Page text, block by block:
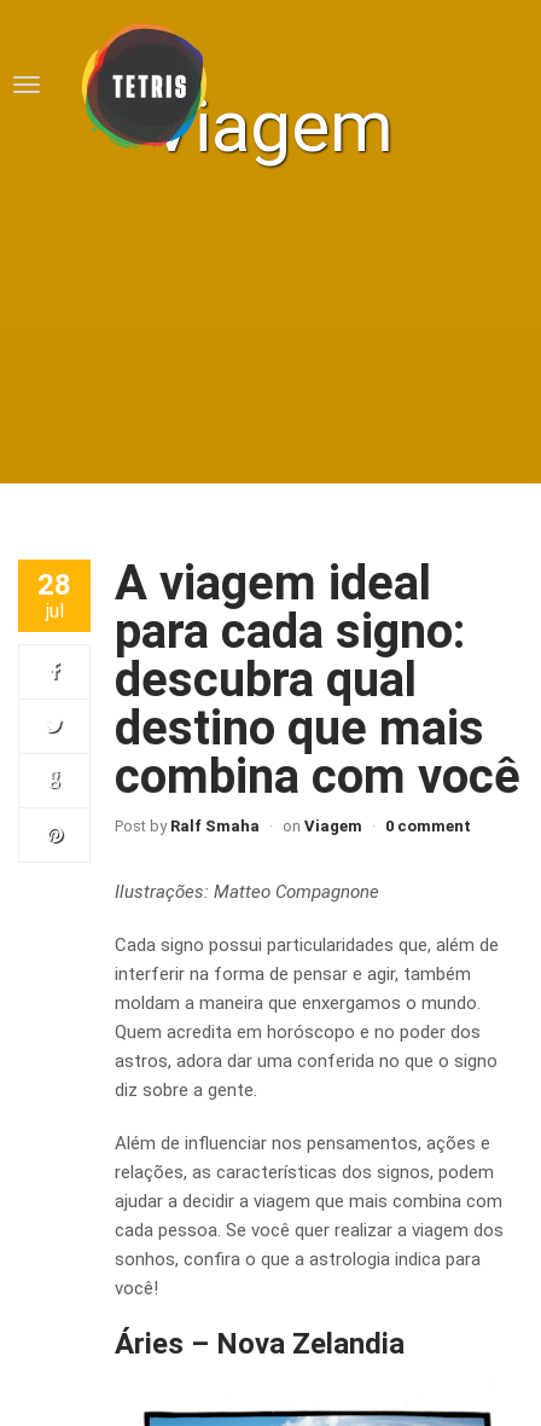
Viagem
28
jul
A viagem ideal
para cada signo:
descubra qual
destino que mais
combina com você
Post by Ralf Smaha on Viagem 0 comment
Ilustrações: Matteo Compagnone
Cada signo possui particularidades que, além de
interferir na forma de pensar e agir, também
moldam a maneira que enxergamos o mundo.
Quem acredita em horóscopo e no poder dos
astros, adora dar uma conferida no que o signo
diz sobre a gente.
Além de influenciar nos pensamentos, ações e
relações, as características dos signos, podem
ajudar a decidir a viagem que mais combina com
cada pessoa. Se você quer realizar a viagem dos
sonhos, confira o que a astrologia indica para
você!
Áries – Nova Zelandia